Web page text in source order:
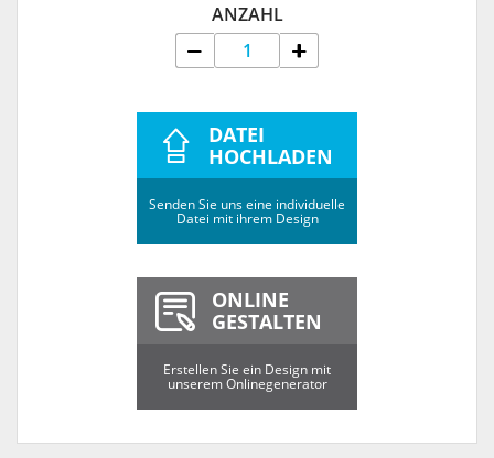
ANZAHL
DATEI
HOCHLADEN
Senden Sie uns eine individuelle
Datei mit ihrem Design
ONLINE
GESTALTEN
Erstellen Sie ein Design mit
unserem Onlinegenerator